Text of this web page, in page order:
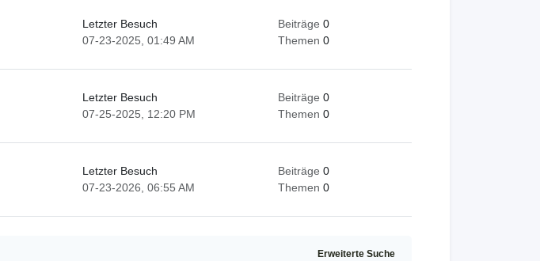
Letzter Besuch
07-23-2025, 01:49 AM
Beiträge 0
Themen 0
Letzter Besuch
07-25-2025, 12:20 PM
Beiträge 0
Themen 0
Letzter Besuch
07-23-2026, 06:55 AM
Beiträge 0
Themen 0
Erweiterte Suche